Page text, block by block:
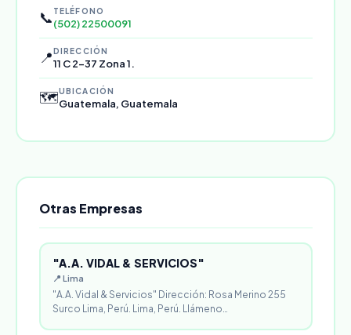
📞 TELÉFONO
(502) 22500091
📍DIRECCIÓN
11 C 2-37 Zona 1.
🗺️UBICACIÓN
Guatemala, Guatemala
Otras Empresas
"A.A. VIDAL & SERVICIOS"
📍 Lima
"A.A. Vidal & Servicios" Dirección: Rosa Merino 255
Surco Lima, Perú. Lima, Perú. Llámeno…